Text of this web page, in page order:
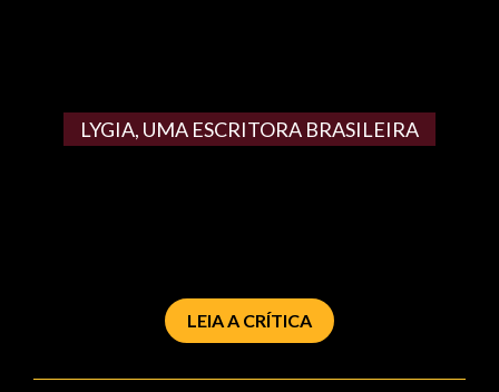
LYGIA, UMA ESCRITORA BRASILEIRA
LEIA A CRÍTICA